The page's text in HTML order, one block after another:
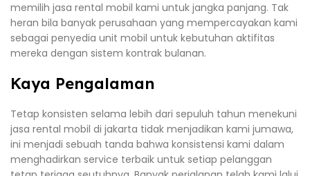
memilih jasa rental mobil kami untuk jangka panjang. Tak
heran bila banyak perusahaan yang mempercayakan kami
sebagai penyedia unit mobil untuk kebutuhan aktifitas
mereka dengan sistem kontrak bulanan.
Kaya Pengalaman
Tetap konsisten selama lebih dari sepuluh tahun menekuni
jasa rental mobil di jakarta tidak menjadikan kami jumawa,
ini menjadi sebuah tanda bahwa konsistensi kami dalam
menghadirkan service terbaik untuk setiap pelanggan